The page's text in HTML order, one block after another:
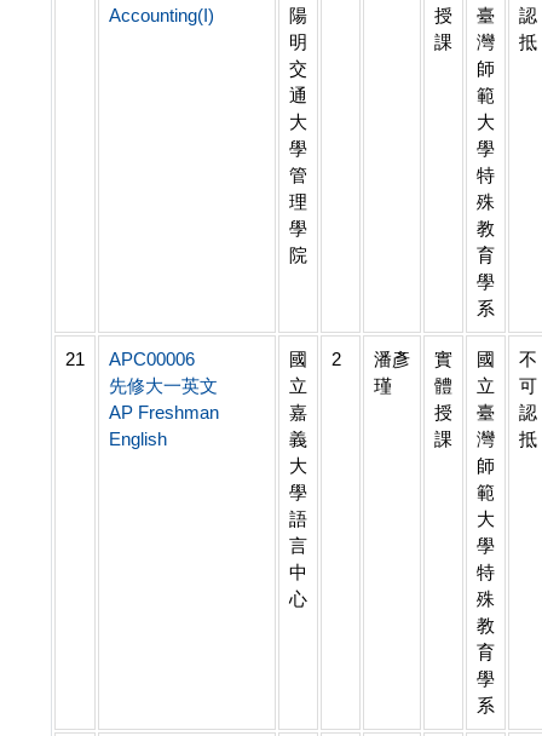
Accounting(I)
陽
明
交
通
大
學
管
理
學
院
授
課
臺
灣
師
範
大
學
特
殊
教
育
學
系
認
抵
21
APC00006
先修大一英文
AP Freshman
English
國
立
嘉
義
大
學
語
言
中
心
2
潘彥
瑾
實
體
授
課
國
立
臺
灣
師
範
大
學
特
殊
教
育
學
系
不
可
認
抵